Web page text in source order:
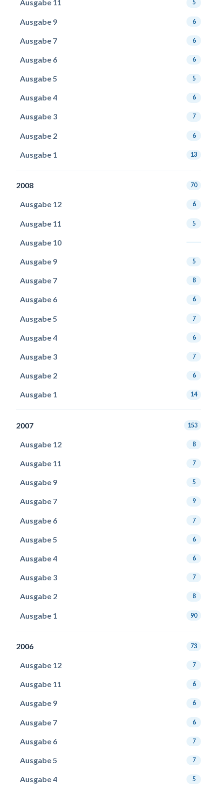
Ausgabe 11 5
Ausgabe 9 6
Ausgabe 7 6
Ausgabe 6 6
Ausgabe 5 5
Ausgabe 4 6
Ausgabe 3 7
Ausgabe 2 6
Ausgabe 1 13
2008 70
Ausgabe 12 6
Ausgabe 11 5
Ausgabe 10
Ausgabe 9 5
Ausgabe 7 8
Ausgabe 6 6
Ausgabe 5 7
Ausgabe 4 6
Ausgabe 3 7
Ausgabe 2 6
Ausgabe 1 14
2007 153
Ausgabe 12 8
Ausgabe 11 7
Ausgabe 9 5
Ausgabe 7 9
Ausgabe 6 7
Ausgabe 5 6
Ausgabe 4 6
Ausgabe 3 7
Ausgabe 2 8
Ausgabe 1 90
2006 73
Ausgabe 12 7
Ausgabe 11 6
Ausgabe 9 6
Ausgabe 7 6
Ausgabe 6 7
Ausgabe 5 7
Ausgabe 4 5